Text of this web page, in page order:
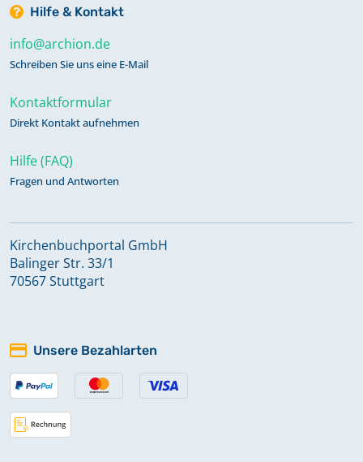
Hilfe & Kontakt
info@archion.de
Schreiben Sie uns eine E-Mail
Kontaktformular
Direkt Kontakt aufnehmen
Hilfe (FAQ)
Fragen und Antworten
Kirchenbuchportal GmbH
Balinger Str. 33/1
70567 Stuttgart
Unsere Bezahlarten